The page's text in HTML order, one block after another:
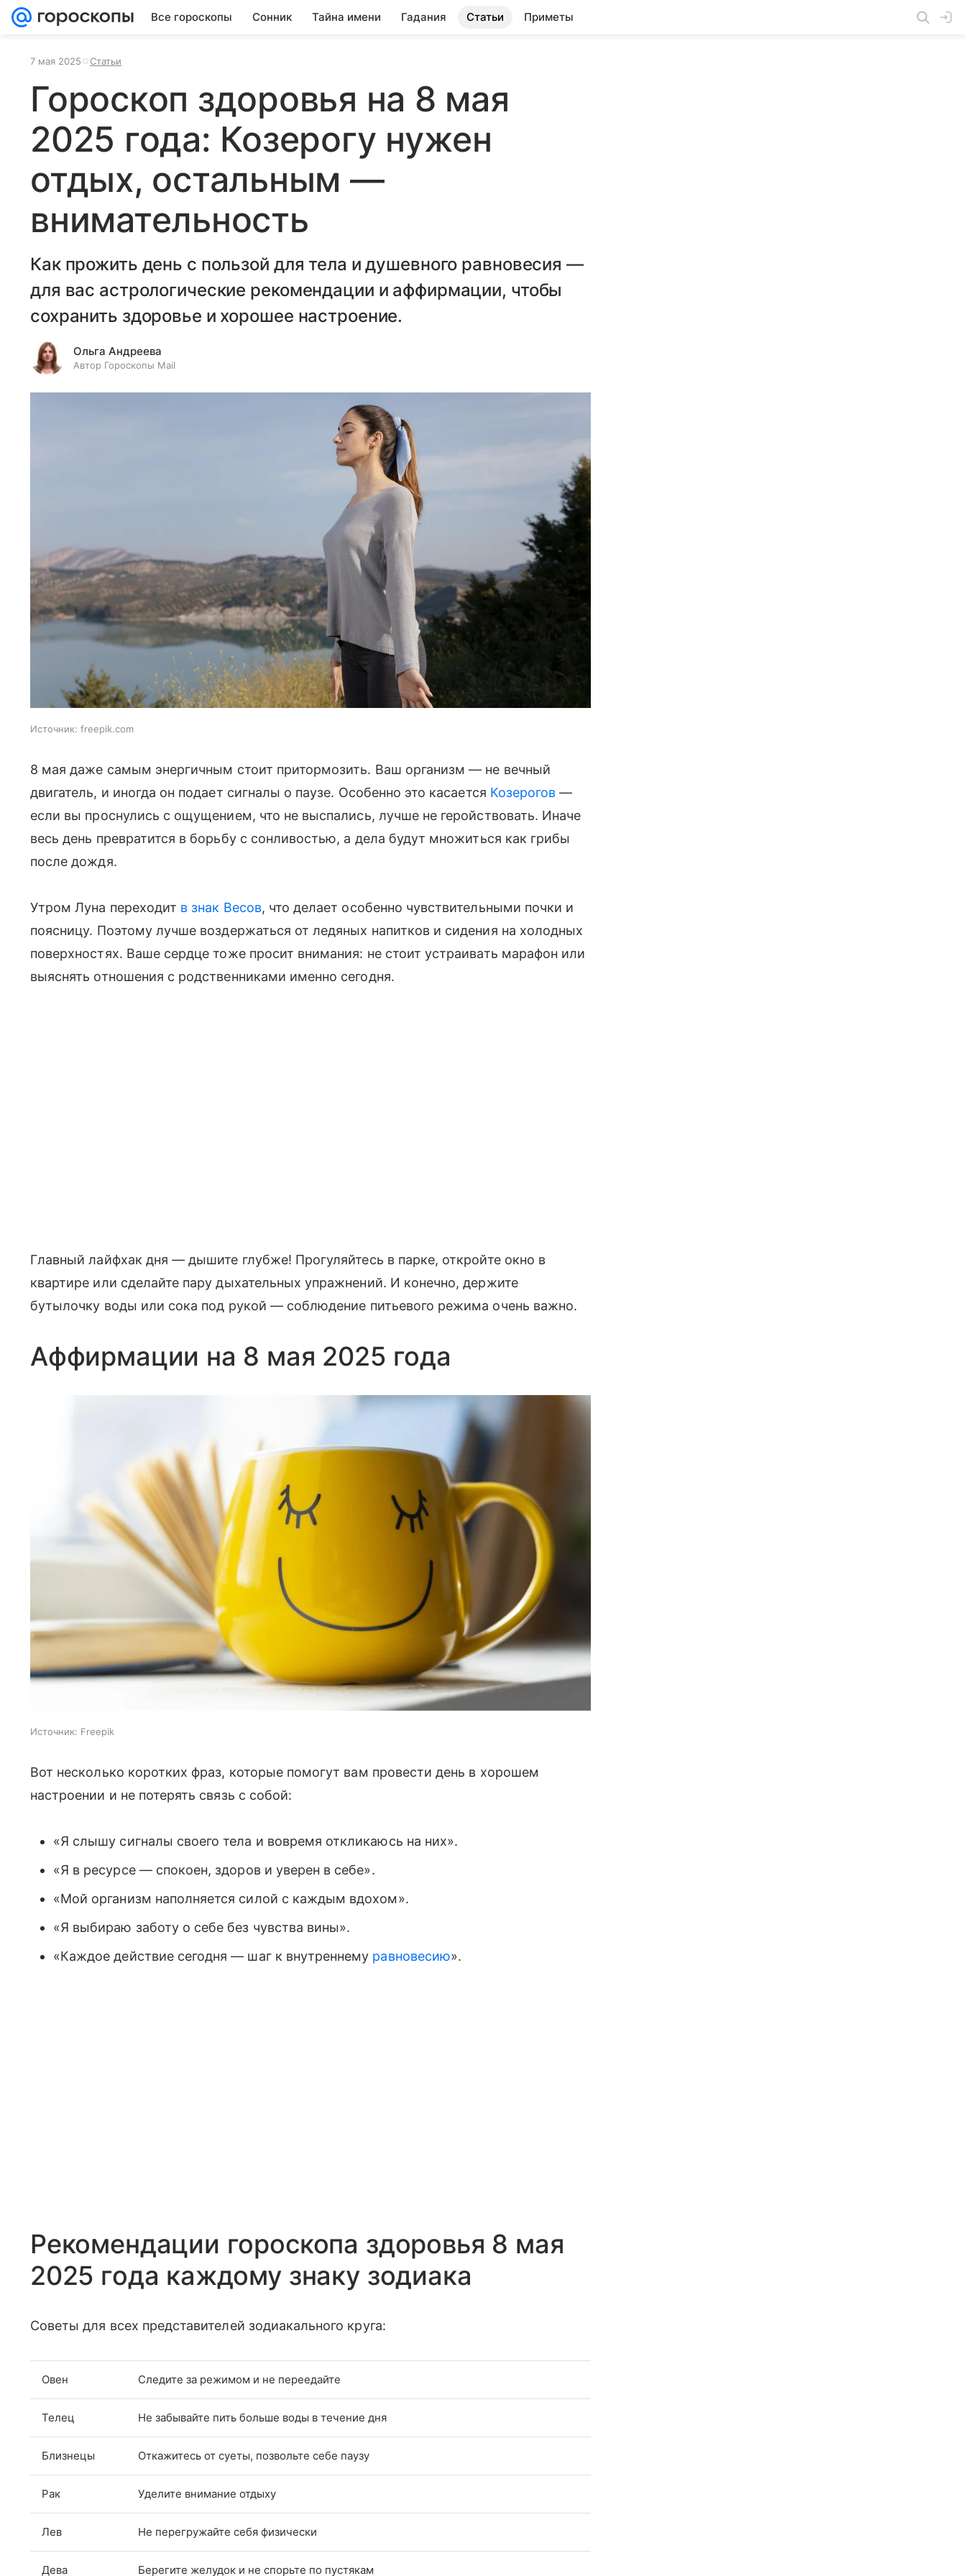
Все гороскопы Сонник Тайна имени Гадания Статьи Приметы
7 мая 2025 Статьи
Гороскоп здоровья на 8 мая
2025 года: Козерогу нужен
отдых, остальным —
внимательность
Как прожить день с пользой для тела и душевного равновесия —
для вас астрологические рекомендации и аффирмации, чтобы
сохранить здоровье и хорошее настроение.
Ольга Андреева
Автор Гороскопы Mail
Источник: freepik.com
8 мая даже самым энергичным стоит притормозить. Ваш организм — не вечный
двигатель, и иногда он подает сигналы о паузе. Особенно это касается Козерогов —
если вы проснулись с ощущением, что не выспались, лучше не геройствовать. Иначе
весь день превратится в борьбу с сонливостью, а дела будут множиться как грибы
после дождя.
Утром Луна переходит в знак Весов, что делает особенно чувствительными почки и
поясницу. Поэтому лучше воздержаться от ледяных напитков и сидения на холодных
поверхностях. Ваше сердце тоже просит внимания: не стоит устраивать марафон или
выяснять отношения с родственниками именно сегодня.
Главный лайфхак дня — дышите глубже! Прогуляйтесь в парке, откройте окно в
квартире или сделайте пару дыхательных упражнений. И конечно, держите
бутылочку воды или сока под рукой — соблюдение питьевого режима очень важно.
Аффирмации на 8 мая 2025 года
Источник: Freepik
Вот несколько коротких фраз, которые помогут вам провести день в хорошем
настроении и не потерять связь с собой:
«Я слышу сигналы своего тела и вовремя откликаюсь на них».
«Я в ресурсе — спокоен, здоров и уверен в себе».
«Мой организм наполняется силой с каждым вдохом».
«Я выбираю заботу о себе без чувства вины».
«Каждое действие сегодня — шаг к внутреннему равновесию».
Рекомендации гороскопа здоровья 8 мая
2025 года каждому знаку зодиака
Советы для всех представителей зодиакального круга:
Овен Следите за режимом и не переедайте
Телец Не забывайте пить больше воды в течение дня
Близнецы Откажитесь от суеты, позвольте себе паузу
Рак Уделите внимание отдыху
Лев Не перегружайте себя физически
Дева Берегите желудок и не спорьте по пустякам